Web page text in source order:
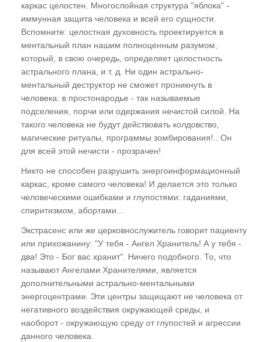
каркас целостен. Многослойная структура "яблока" -
иммунная защита человека и всей его сущности.
Вспомните: целостная духовность проектируется в
ментальный план нашим полноценным разумом,
который, в свою очередь, определяет целостность
астрального плана, и т. д. Ни один астрально-
ментальный деструктор не сможет проникнуть в
человека: в простонародье - так называемые
подселения, порчи или одержания нечистой силой. На
такого человека не будут действовать колдовство,
магические ритуалы, программы зомбирования!.. Он
для всей этой нечисти - прозрачен!
Никто не способен разрушить энергоинформационный
каркас, кроме самого человека! И делается это только
человеческими ошибками и глупостями: гаданиями,
спиритизмом, абортами...
Экстрасенс или же церковнослужитель говорит пациенту
или прихожанину: "У тебя - Ангел Хранитель! А у тебя -
два! Это - Бог вас хранит". Ничего подобного. То, что
называют Ангелами Хранителями, является
дополнительными астрально-ментальными
энергоцентрами. Эти центры защищают не человека от
негативного воздействия окружающей среды, и
наоборот - окружающую среду от глупостей и агрессии
данного человека.